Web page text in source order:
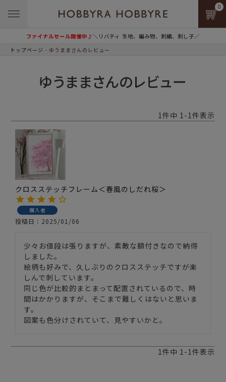
ファイナルセール開催中♪＼リバティ 生地、編み物、刺繍、刺し子／
0
トップページ ゆうままさんのレビュー
ゆうままさんのレビュー
1件中 1-1件表示
クロスステッチフレーム＜春風のしだれ桜＞
購入者
投稿日 2025/01/06
少々お値段は張りますが、素敵な額付きなので納得
しました。
絵柄も好みで、久しぶりのクロスステッチですが楽
しんで刺しています。
同じ色が比較的まとまって配置されているので、時
間はかかりますが、そこまで難しくはないと思いま
す。
1件中 1-1件表示